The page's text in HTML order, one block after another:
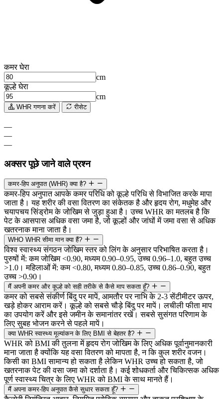
कमर घेरा
cm
कूल्हे घेरा
cm
WHR गणना करें रीसेट
—
—
—
अक्सर पूछे जाने वाले प्रश्न
कमर-हिप अनुपात (WHR) क्या है?
कमर-हिप अनुपात आपके कमर परिधि को कूल्हे परिधि से विभाजित करके मापा
जाता है। यह शरीर की वसा वितरण का संकेतक है और हृदय रोग, मधुमेह और
चयापचय सिंड्रोम के जोखिम से जुड़ा हुआ है। उच्च WHR का मतलब है कि
पेट के आसपास अधिक वसा जमा है, जो कूल्हों और जांघों में जमा वसा से अधिक
खतरनाक माना जाता है।
WHO WHR सीमा मान क्या हैं?
विश्व स्वास्थ्य संगठन जोखिम स्तर को लिंग के अनुसार परिभाषित करता है।
पुरुषों में: कम जोखिम <0.90, मध्यम 0.90–0.95, उच्च 0.96–1.0, बहुत उच्च
>1.0। महिलाओं में: कम <0.80, मध्यम 0.80–0.85, उच्च 0.86–0.90, बहुत
उच्च >0.90।
मैं अपनी कमर और कूल्हे को सही तरीके से कैसे माप सकता हूँ?
कमर को सबसे संकीर्ण बिंदु पर मापें, आमतौर पर नाभि के 2-3 सेंटीमीटर ऊपर,
खड़े होकर आराम करें। कूल्हे को सबसे चौड़े बिंदु पर मापें। लचीली फीता माप
का उपयोग करें और इसे जमीन के समानांतर रखें। सबसे सुसंगत परिणाम के
लिए सुबह भोजन करने से पहले मापें।
क्या WHR स्वास्थ्य मूल्यांकन के लिए BMI से बेहतर है?
WHR को BMI की तुलना में हृदय रोग जोखिम के लिए अधिक पूर्वानुमानकारी
माना जाता है क्योंकि यह वसा वितरण को मापता है, न कि कुल शरीर वजन।
किसी का BMI सामान्य हो सकता है लेकिन WHR उच्च हो सकता है, जो
खतरनाक पेट की वसा जमा को दर्शाता है। कई शोधकर्ता और चिकित्सक अधिक
पूर्ण स्वास्थ्य चित्र के लिए WHR को BMI के साथ मानते हैं।
मैं अपना कमर-हिप अनुपात कैसे सुधार सकता हूँ?